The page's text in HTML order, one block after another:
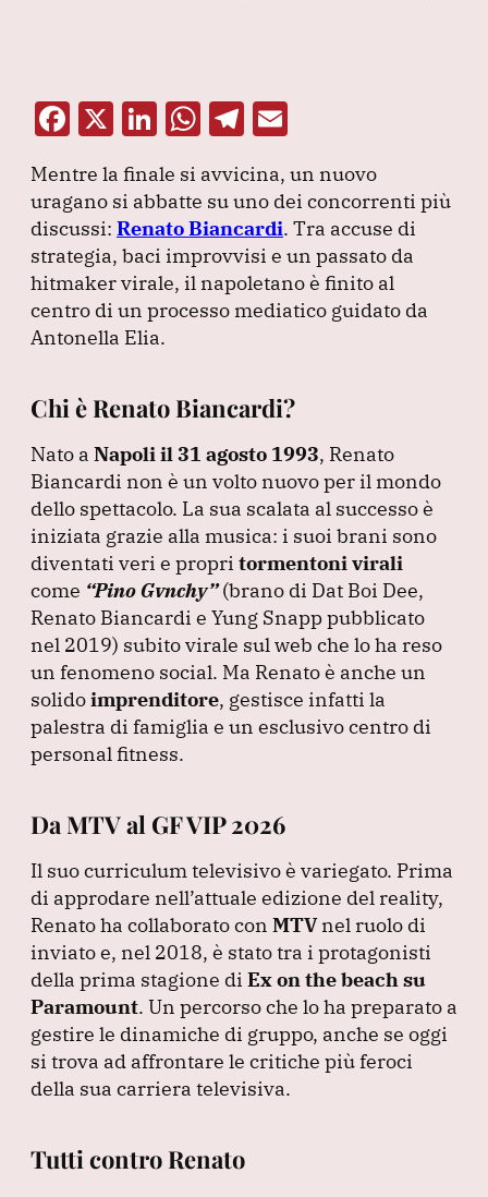
F
c
e
b
o
o
X Li
k
e
dI
n
W
at
s
A
p
p
T
e
gr
a
m
ai
l
Mentre la finale si avvicina, un nuovo
uragano si abbatte su uno dei concorrenti più
discussi: Renato Biancardi. Tra accuse di
strategia, baci improvvisi e un passato da
hitmaker virale, il napoletano è finito al
centro di un processo mediatico guidato da
Antonella Elia.
Chi è Renato Biancardi?
Nato a Napoli il 31 agosto 1993, Renato
Biancardi non è un volto nuovo per il mondo
dello spettacolo. La sua scalata al successo è
iniziata grazie alla musica: i suoi brani sono
diventati veri e propri tormentoni virali
come “Pino Gvnchy” (brano di Dat Boi Dee,
Renato Biancardi e Yung Snapp pubblicato
nel 2019) subito virale sul web che lo ha reso
un fenomeno social. Ma Renato è anche un
solidoimprenditore, gestisce infatti la
palestra di famiglia e un esclusivo centro di
personal fitness.
Da MTV al GF VIP 2026
Il suo curriculum televisivo è variegato. Prima
di approdare nell’attuale edizione del reality,
Renato ha collaborato con MTVnel ruolo di
inviato e, nel 2018, è stato tra i protagonisti
della prima stagione di Ex on the beach su
Paramount. Un percorso che lo ha preparato a
gestire le dinamiche di gruppo, anche se oggi
si trova ad affrontare le critiche più feroci
della sua carriera televisiva.
Tutti contro Renato